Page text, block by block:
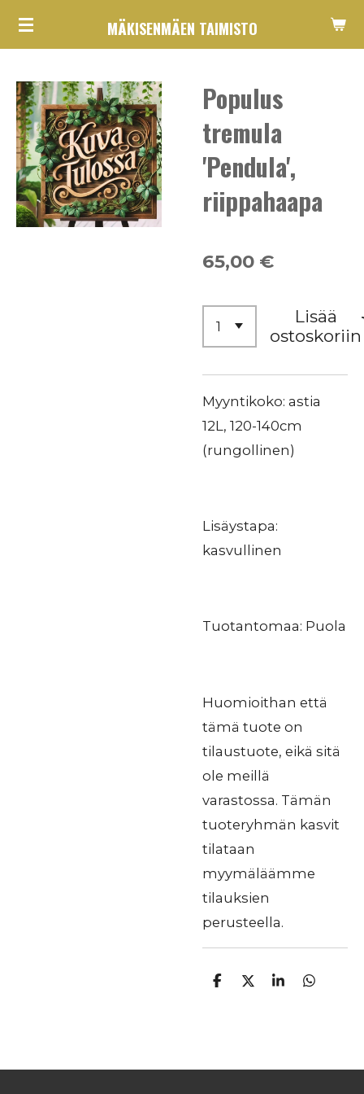
Siirry
MÄKISENMÄEN TAIMISTO
Populus
tremula
'Pendula',
riippahaapa
65,00 €
Lisää
ostoskoriin
Myyntikoko: astia
12L, 120-140cm
(rungollinen)
Lisäystapa:
kasvullinen
Tuotantomaa: Puola
Huomioithan että
tämä tuote on
tilaustuote, eikä sitä
ole meillä
varastossa. Tämän
tuoteryhmän kasvit
tilataan
myymäläämme
tilauksien
perusteella.
J
J
J
J